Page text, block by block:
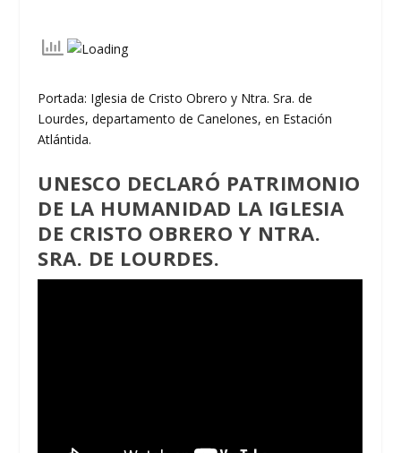
Portada: Iglesia de Cristo Obrero y Ntra. Sra. de
Lourdes, departamento de Canelones, en Estación
Atlántida.
UNESCO DECLARÓ PATRIMONIO
DE LA HUMANIDAD LA IGLESIA
DE CRISTO OBRERO Y NTRA.
SRA. DE LOURDES.